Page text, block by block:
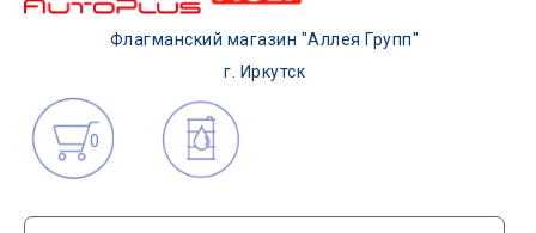
Флагманский магазин "Аллея Групп"
г. Иркутск
0